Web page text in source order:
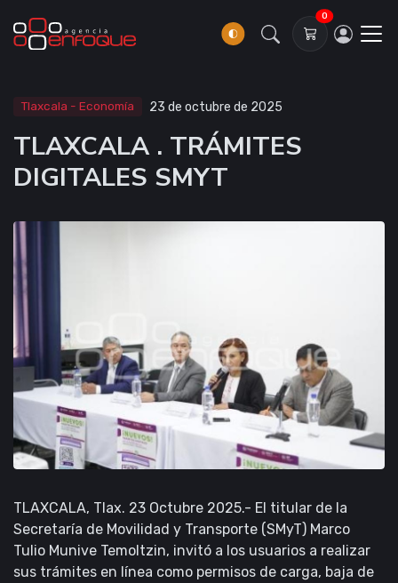
0
Tlaxcala - Economía 23 de octubre de 2025
TLAXCALA . TRÁMITES
DIGITALES SMYT
TLAXCALA, Tlax. 23 Octubre 2025.- El titular de la
Secretaría de Movilidad y Transporte (SMyT) Marco
Tulio Munive Temoltzin, invitó a los usuarios a realizar
sus trámites en línea como permisos de carga, baja de